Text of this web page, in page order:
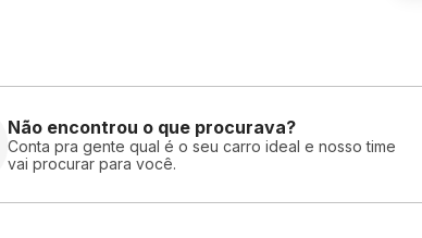
Não encontrou o que procurava?
Conta pra gente qual é o seu carro ideal e nosso time
vai procurar para você.